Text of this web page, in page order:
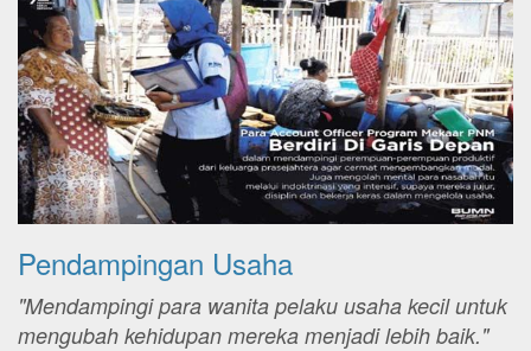
Pendampingan Usaha
"Mendampingi para wanita pelaku usaha kecil untuk
mengubah kehidupan mereka menjadi lebih baik."